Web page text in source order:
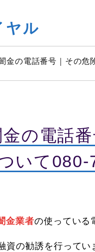
ヤル
金の電話番号｜その危
の電話
いて
金業者の使っている
資の勧誘を行ってい